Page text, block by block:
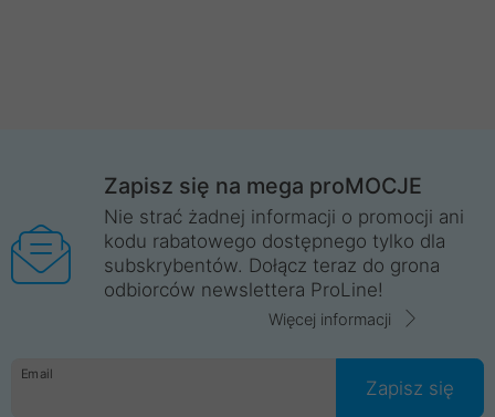
Zapisz się na mega proMOCJE
Nie strać żadnej informacji o promocji ani
kodu rabatowego dostępnego tylko dla
subskrybentów. Dołącz teraz do grona
odbiorców newslettera ProLine!
Więcej informacji
Email
Zapisz się